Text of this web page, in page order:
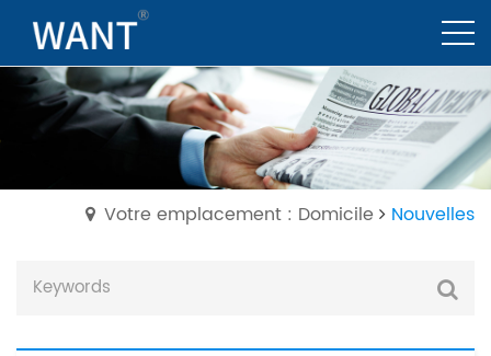
Votre emplacement : Domicile Nouvelles